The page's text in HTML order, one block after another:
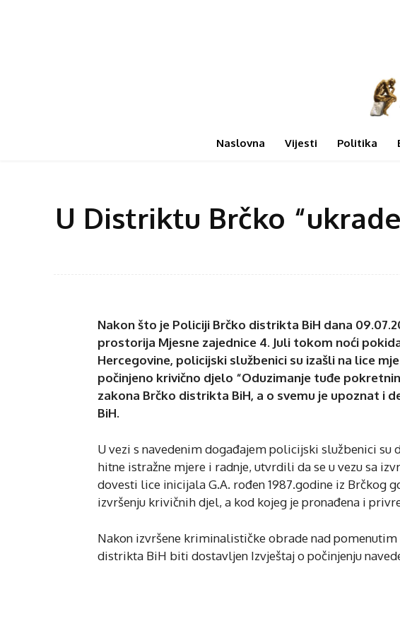
Naslovna Vijesti Politika
U Distriktu Brčko
Nakon što je Policiji Brčko distrikta BiH dana
prostorija Mjesne zajednice 4. Juli tokom noći
Hercegovine, policijski službenici su izašli na lice
počinjeno krivično djelo “Oduzimanje tuđe
zakona Brčko distrikta BiH, a o svemu je upoznat i
BiH.
U vezi s navedenim događajem policijski službenici su
hitne istražne mjere i radnje, utvrdili da se u vezu sa
dovesti lice inicijala G.A. rođen 1987.godine iz Brčkog
izvršenju krivičnih djel, a kod kojeg je pronađena i
Nakon izvršene kriminalističke obrade nad
distrikta BiH biti dostavljen Izvještaj o počinjenju